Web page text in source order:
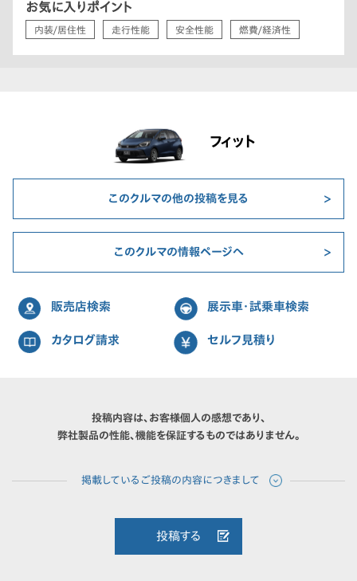
お気に入りポイント
内装/居住性 走行性能 安全性能 燃費/経済性
フィット
このクルマの他の投稿を見る
このクルマの情報ページへ
販売店検索 展示車・試乗車検索
カタログ請求 セルフ見積り
投稿内容は、お客様個人の感想であり、
弊社製品の性能、機能を保証するものではありません。
投稿する